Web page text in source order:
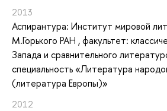
2013
Аспирантура: Институт мировой
М.Горького РАН , факультет:
Запада и сравнительного
специальность «Литература
(литература Европы)»
2012